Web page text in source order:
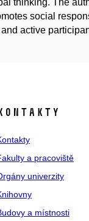
thinking. The
social
active
a pracoviště
univerzity
a místnosti